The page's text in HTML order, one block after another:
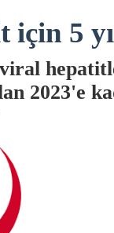
5
viral
2023'e